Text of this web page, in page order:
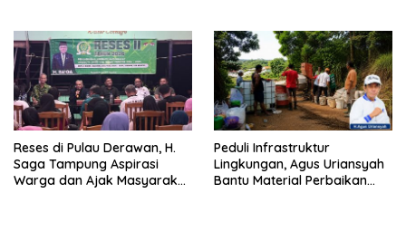
Reses di Pulau Derawan, H.
Saga Tampung Aspirasi
Warga dan Ajak Masyarakat
Peduli Infrastruktur
Lingkungan, Agus Uriansyah
Bantu Material Perbaikan